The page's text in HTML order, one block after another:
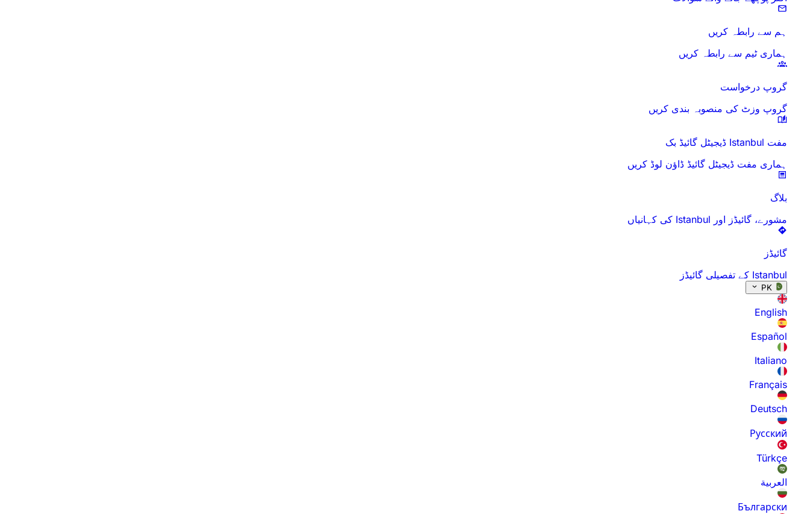
ہم سے رابطہ کریں
ہماری ٹیم سے رابطہ کریں
گروپ درخواست
گروپ وزٹ کی منصوبہ بندی کریں
مفت Istanbul ڈیجیٹل گائیڈ بک
ہماری مفت ڈیجیٹل گائیڈ ڈاؤن لوڈ کریں
بلاگ
مشورے، گائیڈز اور Istanbul کی کہانیاں
گائیڈز
Istanbul کے تفصیلی گائیڈز
PK
English
Español
Italiano
Français
Deutsch
Русский
Türkçe
العربية
Български